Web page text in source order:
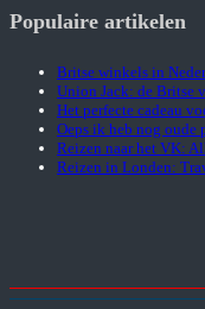
Populaire artikelen
Britse winkels in
Union Jack: de Britse
Het perfecte cadeau
Oeps ik heb nog
Reizen naar het VK:
Reizen in Londen: